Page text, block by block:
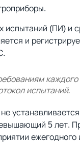
испытаний (ПИ) и
и
каждого
испытаний.
5 лет.
ежегодного